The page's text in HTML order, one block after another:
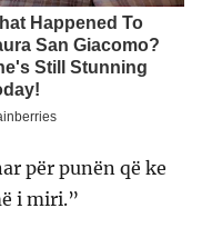
për punën që ke
i miri.”